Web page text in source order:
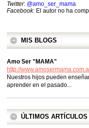
Twitter: @amo_ser_mama
Facebook: El autor no ha
MIS BLOGS
Amo Ser "MAMA"
http://
Nuestros hijos pueden
aprender en el pasado...
ÚLTIMOS ARTÍCULOS